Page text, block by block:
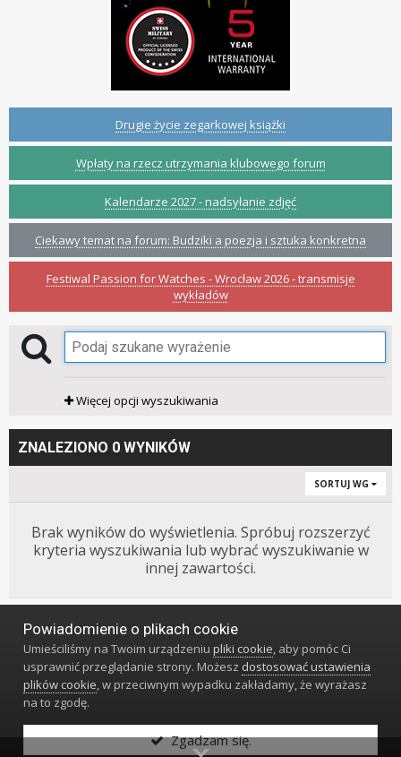
Drugie życie zegarkowej książki
Wpłaty na rzecz utrzymania klubowego forum
Kalendarze 2027 - nadsyłanie zdjęć
Ciekawy temat na forum: Budziki a poezja i sztuka konkretna
Festiwal Passion for Watches - Wrocław 2026 - transmisje
wykładów
Więcej opcji wyszukiwania
ZNALEZIONO 0 WYNIKÓW
SORTUJ WG
Brak wyników do wyświetlenia. Spróbuj rozszerzyć
kryteria wyszukiwania lub wybrać wyszukiwanie w
innej zawartości.
Język Styl Polityka prywatności
Klub Miłośników Zegarów i Zegarków
Powered by Invision Community
Powiadomienie o plikach cookie
Umieściliśmy na Twoim urządzeniupliki cookie, aby pomóc Ci
usprawnić przeglądanie strony. Możesz dostosować ustawienia
plików cookie, w przeciwnym wypadku zakładamy, że wyrażasz
na to zgodę.
Zgadzam się.